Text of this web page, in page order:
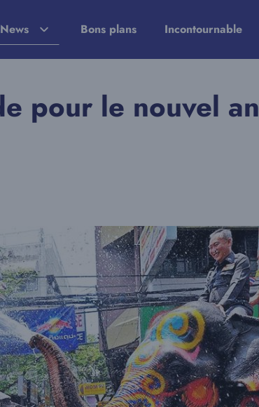
News Bons plans Incontournable
pour le nouvel an